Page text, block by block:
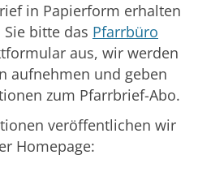
in Papierform erhalten
bitte das Pfarrbüro
aus, wir werden
aufnehmen und geben
zum Pfarrbrief-Abo.
veröffentlichen wir
Homepage: